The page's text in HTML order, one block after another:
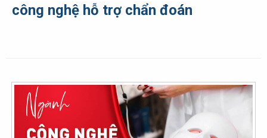
công nghệ hỗ trợ chẩn đoán